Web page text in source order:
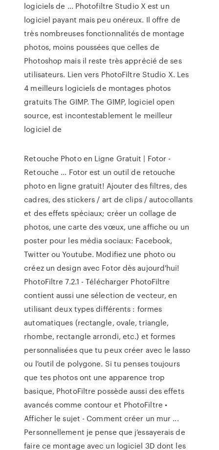
logiciels de ... Photofiltre Studio X est un
logiciel payant mais peu onéreux. Il offre de
très nombreuses fonctionnalités de montage
photos, moins poussées que celles de
Photoshop mais il reste très apprécié de ses
utilisateurs. Lien vers PhotoFiltre Studio X. Les
4 meilleurs logiciels de montages photos
gratuits The GIMP. The GIMP, logiciel open
source, est incontestablement le meilleur
logiciel de
Retouche Photo en Ligne Gratuit | Fotor -
Retouche ... Fotor est un outil de retouche
photo en ligne gratuit! Ajouter des filtres, des
cadres, des stickers / art de clips / autocollants
et des effets spéciaux; créer un collage de
photos, une carte des vœux, une affiche ou un
poster pour les média sociaux: Facebook,
Twitter ou Youtube. Modifiez une photo ou
créez un design avec Fotor dès aujourd'hui!
PhotoFiltre 7.2.1 - Télécharger PhotoFiltre
contient aussi une sélection de vecteur, en
utilisant deux types différents : formes
automatiques (rectangle, ovale, triangle,
rhombe, rectangle arrondi, etc.) et formes
personnalisées que tu peux créer avec le lasso
ou l'outil de polygone. Si tu penses toujours
que tes photos ont une apparence trop
basique, PhotoFiltre possède aussi des effets
avancés comme contour et PhotoFiltre •
Afficher le sujet - Comment créer un mur ...
Personnellement je pense que j’essayerais de
faire ce montage avec un logiciel 3D dont les